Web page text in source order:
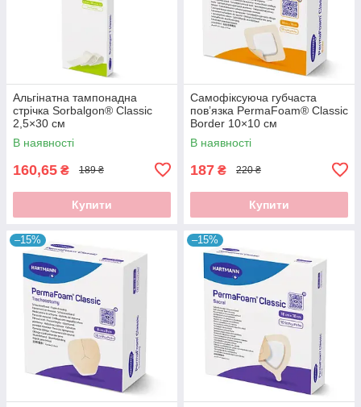
Альгінатна тампонадна
стрічка Sorbalgon® Classic
2,5×30 см
В наявності
160,65 ₴ 189 ₴
Купити
Самофіксуюча губчаста
пов’язка PermaFoam® Classic
Border 10×10 см
В наявності
187 ₴ 220 ₴
Купити
–15% –15%